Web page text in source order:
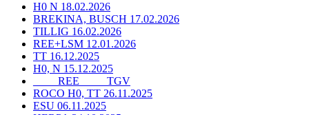
H0 N 18.02.2026
BREKINA, BUSCH 17.02.2026
TILLIG 16.02.2026
REE+LSM 12.01.2026
TT 16.12.2025
H0, N 15.12.2025
____ REE ____ TGV
ROCO H0, TT 26.11.2025
ESU 06.11.2025